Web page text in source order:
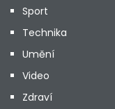
Sport
Technika
Umění
Video
Zdraví